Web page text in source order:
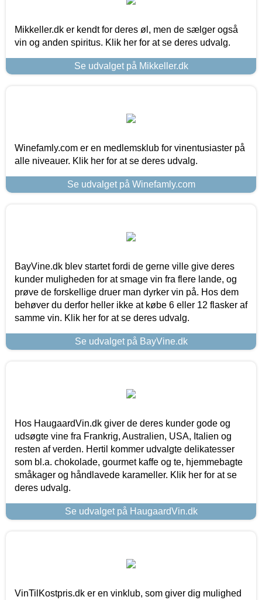
Mikkeller.dk er kendt for deres øl, men de sælger også
vin og anden spiritus. Klik her for at se deres udvalg.
Se udvalget på Mikkeller.dk
Winefamly.com er en medlemsklub for vinentusiaster på
alle niveauer. Klik her for at se deres udvalg.
Se udvalget på Winefamly.com
BayVine.dk blev startet fordi de gerne ville give deres
kunder muligheden for at smage vin fra flere lande, og
prøve de forskellige druer man dyrker vin på. Hos dem
behøver du derfor heller ikke at købe 6 eller 12 flasker af
samme vin. Klik her for at se deres udvalg.
Se udvalget på BayVine.dk
Hos HaugaardVin.dk giver de deres kunder gode og
udsøgte vine fra Frankrig, Australien, USA, Italien og
resten af verden. Hertil kommer udvalgte delikatesser
som bl.a. chokolade, gourmet kaffe og te, hjemmebagte
småkager og håndlavede karameller. Klik her for at se
deres udvalg.
Se udvalget på HaugaardVin.dk
VinTilKostpris.dk er en vinklub, som giver dig mulighed